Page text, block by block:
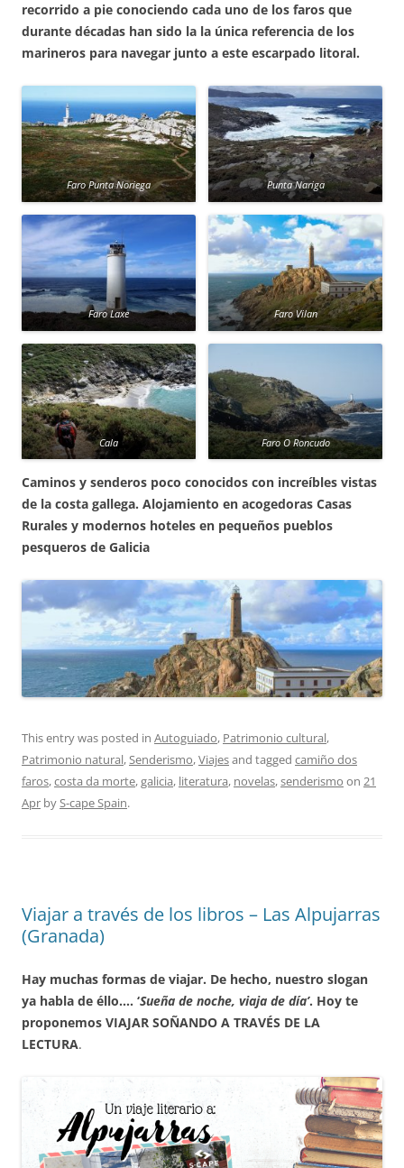
recorrido a pie conociendo cada uno de los faros que
durante décadas han sido la la única referencia de los
marineros para navegar junto a este escarpado litoral.
Faro Punta Noriega Punta Nariga
Faro Laxe Faro Vilan
Cala Faro O Roncudo
Caminos y senderos poco conocidos con increíbles vistas
de la costa gallega. Alojamiento en acogedoras Casas
Rurales y modernos hoteles en pequeños pueblos
pesqueros de Galicia
This entry was posted in Autoguiado, Patrimonio cultural,
Patrimonio natural,Senderismo,Viajesand tagged camiño dos
faros,costa da morte,galicia, literatura, novelas,senderismo on 21
Apr byS-cape Spain.
Viajar a través de los libros – Las Alpujarras
(Granada)
Hay muchas formas de viajar. De hecho, nuestro slogan
ya habla de éllo…. ‘Sueña de noche, viaja de día’. Hoy te
proponemos VIAJAR SOÑANDO A TRAVÉS DE LA
LECTURA.